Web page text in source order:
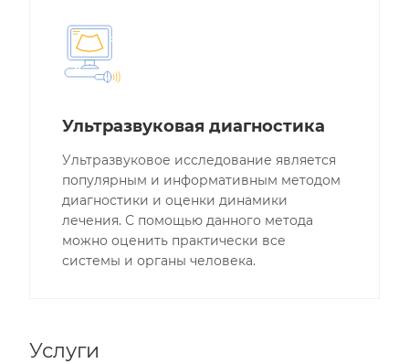
Ультразвуковая диагностика
Ультразвуковое исследование является
популярным и информативным методом
диагностики и оценки динамики
лечения. С помощью данного метода
можно оценить практически все
системы и органы человека.
Услуги